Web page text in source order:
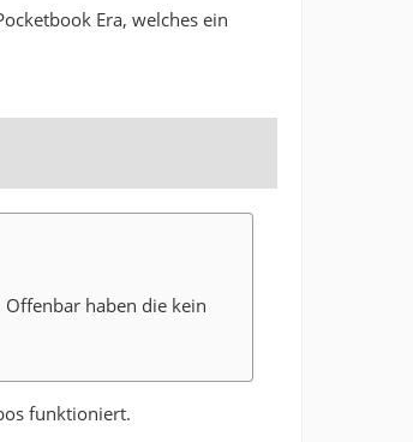
Era, welches ein
haben die kein
funktioniert.